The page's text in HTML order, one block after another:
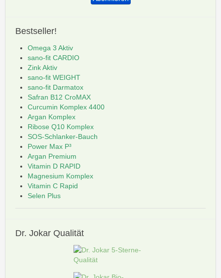
Bestseller!
Omega 3 Aktiv
sano-fit CARDIO
Zink Aktiv
sano-fit WEIGHT
sano-fit Darmatox
Safran B12 CroMAX
Curcumin Komplex 4400
Argan Komplex
Ribose Q10 Komplex
SOS-Schlanker-Bauch
Power Max P³
Argan Premium
Vitamin D RAPID
Magnesium Komplex
Vitamin C Rapid
Selen Plus
Dr. Jokar Qualität